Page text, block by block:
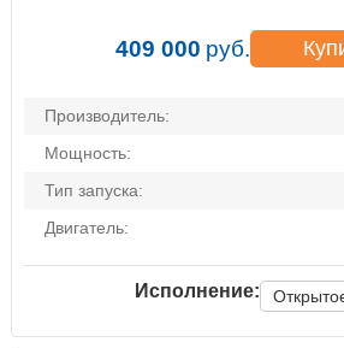
409 000 руб.
Производитель:
Мощность:
Тип запуска:
Двигатель:
Исполнение: